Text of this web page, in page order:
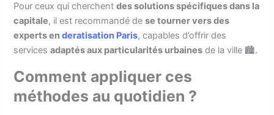
Pour ceux qui cherchentdes solutions spécifiques dans la
capitale, il est recommandé dese tourner vers des
experts enderatisation Paris, capables d’offrir des
servicesadaptés aux particularités urbaines de la ville 🏙️.
Comment appliquer ces
méthodes au quotidien ?